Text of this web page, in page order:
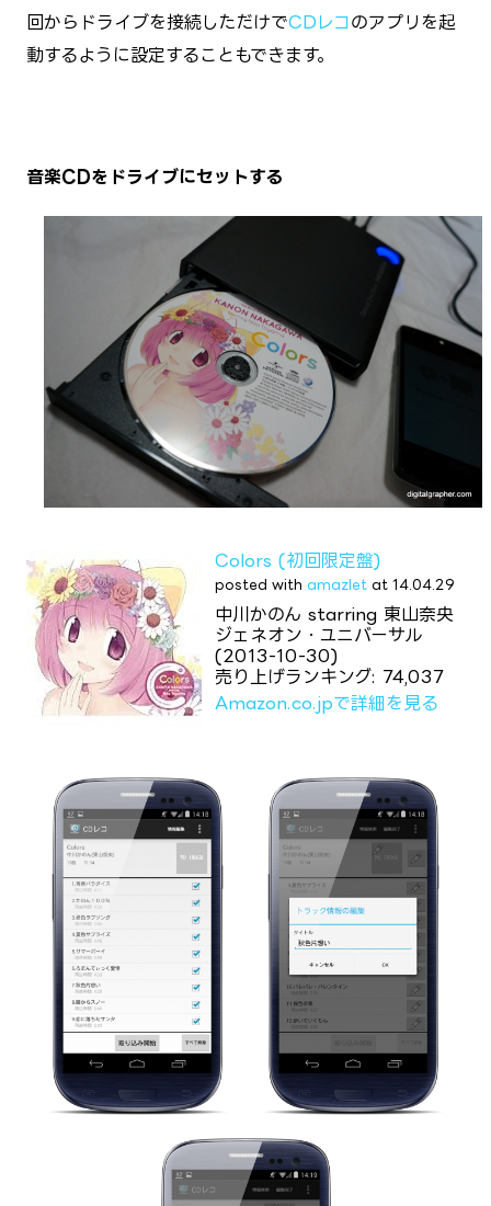
回からドライブを接続しただけでCDレコのアプリを起
動するように設定することもできます。
音楽CDをドライブにセットする
Colors (初回限定盤)
posted with amazlet at 14.04.29
中川かのん starring 東山奈央
ジェネオン・ユニバーサル
(2013-10-30)
売り上げランキング: 74,037
Amazon.co.jpで詳細を見る